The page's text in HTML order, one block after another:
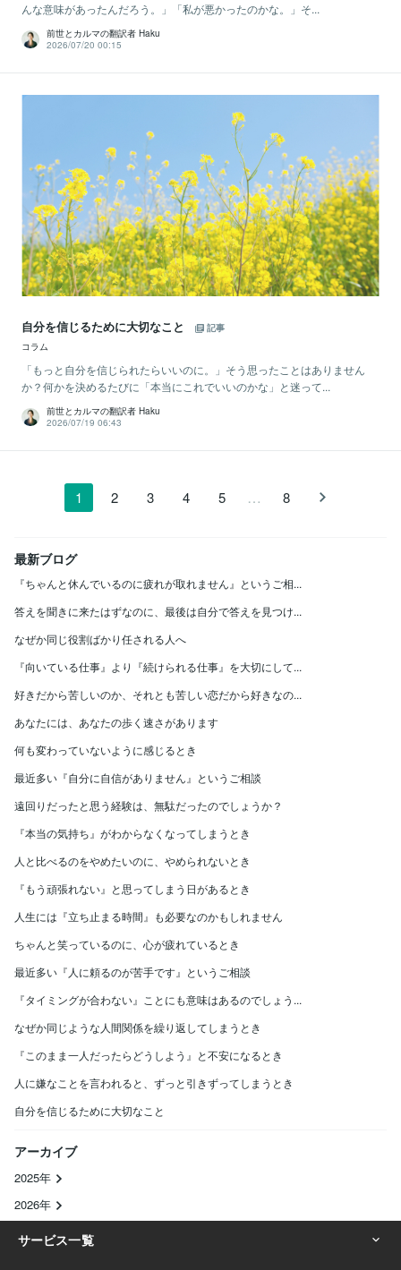
んな意味があったんだろう。」「私が悪かったのかな。」そ...
前世とカルマの翻訳者 Haku
2026/07/20 00:15
自分を信じるために大切なこと
記事
コラム
「もっと自分を信じられたらいいのに。」そう思ったことはありません
か？何かを決めるたびに「本当にこれでいいのかな」と迷って...
前世とカルマの翻訳者 Haku
2026/07/19 06:43
1 2 3 4 5 … 8
最新ブログ
『ちゃんと休んでいるのに疲れが取れません』というご相...
答えを聞きに来たはずなのに、最後は自分で答えを見つけ...
なぜか同じ役割ばかり任される人へ
『向いている仕事』より『続けられる仕事』を大切にして...
好きだから苦しいのか、それとも苦しい恋だから好きなの...
あなたには、あなたの歩く速さがあります
何も変わっていないように感じるとき
最近多い『自分に自信がありません』というご相談
遠回りだったと思う経験は、無駄だったのでしょうか？
『本当の気持ち』がわからなくなってしまうとき
人と比べるのをやめたいのに、やめられないとき
『もう頑張れない』と思ってしまう日があるとき
人生には『立ち止まる時間』も必要なのかもしれません
ちゃんと笑っているのに、心が疲れているとき
最近多い『人に頼るのが苦手です』というご相談
『タイミングが合わない』ことにも意味はあるのでしょう...
なぜか同じような人間関係を繰り返してしまうとき
『このまま一人だったらどうしよう』と不安になるとき
人に嫌なことを言われると、ずっと引きずってしまうとき
自分を信じるために大切なこと
アーカイブ
2025年
2026年